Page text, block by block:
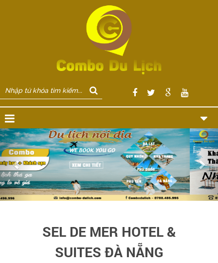
Previous
SEL DE MER HOTEL &
SUITES ĐÀ NẴNG